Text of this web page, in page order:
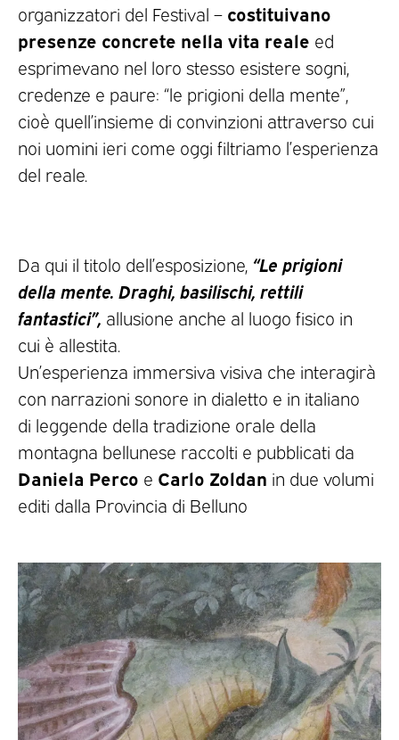
organizzatori del Festival – costituivano
presenze concrete nella vita reale ed
esprimevano nel loro stesso esistere sogni,
credenze e paure: “le prigioni della mente”,
cioè quell’insieme di convinzioni attraverso cui
noi uomini ieri come oggi filtriamo l’esperienza
del reale.
Da qui il titolo dell’esposizione, “Le prigioni
della mente. Draghi, basilischi, rettili
fantastici”, allusione anche al luogo fisico in
cui è allestita.
Un’esperienza immersiva visiva che interagirà
con narrazioni sonore in dialetto e in italiano
di leggende della tradizione orale della
montagna bellunese raccolti e pubblicati da
Daniela Perco e Carlo Zoldan in due volumi
editi dalla Provincia di Belluno